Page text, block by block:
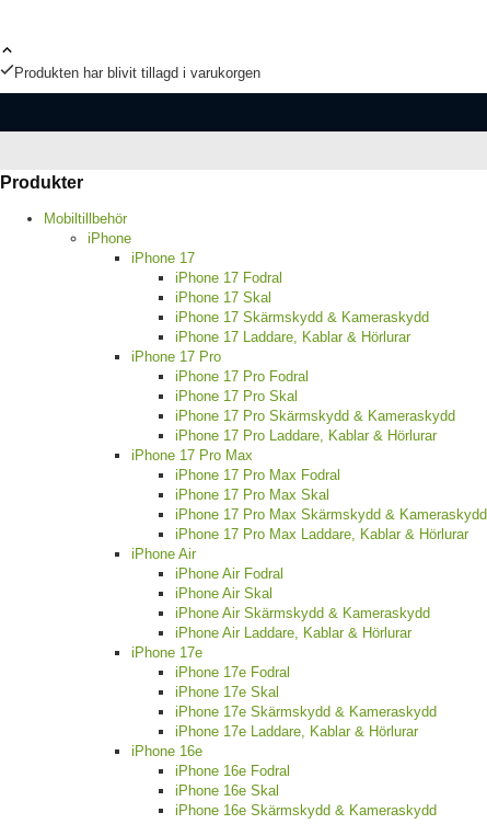
Produkten har blivit tillagd i varukorgen
Produkter
Mobiltillbehör
iPhone
iPhone 17
iPhone 17 Fodral
iPhone 17 Skal
iPhone 17 Skärmskydd & Kameraskydd
iPhone 17 Laddare, Kablar & Hörlurar
iPhone 17 Pro
iPhone 17 Pro Fodral
iPhone 17 Pro Skal
iPhone 17 Pro Skärmskydd & Kameraskydd
iPhone 17 Pro Laddare, Kablar & Hörlurar
iPhone 17 Pro Max
iPhone 17 Pro Max Fodral
iPhone 17 Pro Max Skal
iPhone 17 Pro Max Skärmskydd & Kameraskydd
iPhone 17 Pro Max Laddare, Kablar & Hörlurar
iPhone Air
iPhone Air Fodral
iPhone Air Skal
iPhone Air Skärmskydd & Kameraskydd
iPhone Air Laddare, Kablar & Hörlurar
iPhone 17e
iPhone 17e Fodral
iPhone 17e Skal
iPhone 17e Skärmskydd & Kameraskydd
iPhone 17e Laddare, Kablar & Hörlurar
iPhone 16e
iPhone 16e Fodral
iPhone 16e Skal
iPhone 16e Skärmskydd & Kameraskydd